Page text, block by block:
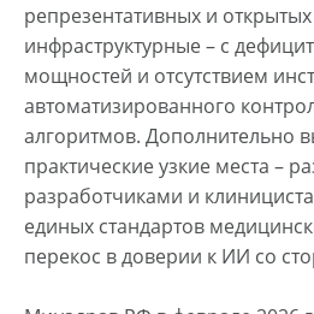
репрезентативных и открытых
инфраструктурные – с
мощностей и отсутствием
автоматизированного
алгоритмов. Дополнительно
практические узкие места –
разработчиками и
единых стандартов
перекос в доверии к ИИ со